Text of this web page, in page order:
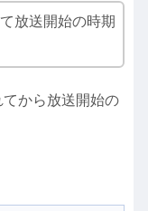
放送開始の時期
から放送開始の